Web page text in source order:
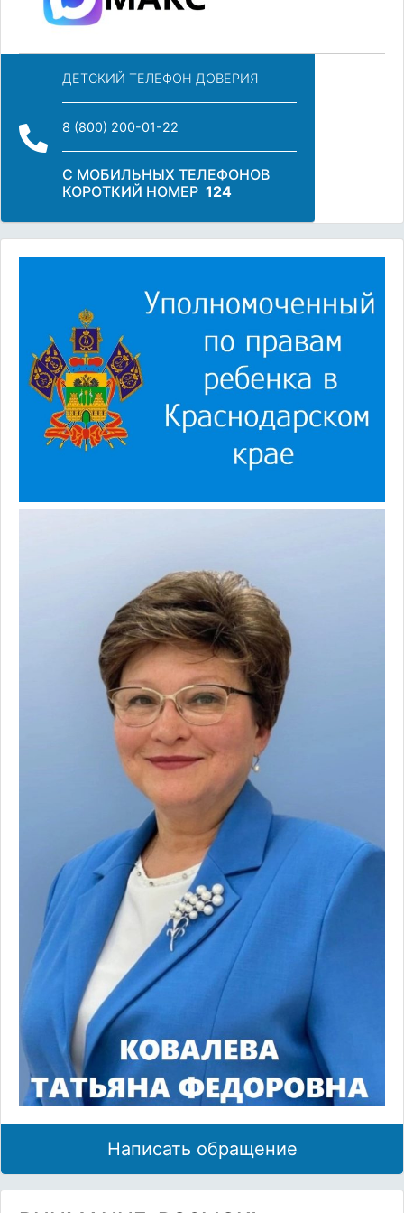
ДЕТСКИЙ ТЕЛЕФОН ДОВЕРИЯ
8 (800) 200-01-22
С МОБИЛЬНЫХ ТЕЛЕФОНОВ
КОРОТКИЙ НОМЕР 124
Написать обращение